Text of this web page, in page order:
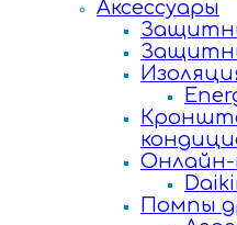
Аксессуары
Онлайн-
Помпы